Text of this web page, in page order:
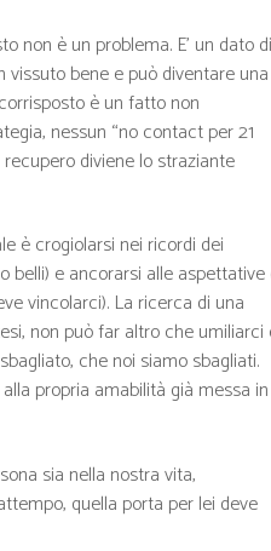
non è un problema. E’ un dato di
bene e può diventare una
è un fatto non
nessun “no contact per 21
diviene lo straziante
è crogiolarsi nei ricordi dei
belli) e ancorarsi alle aspettative
vincolarci). La ricerca di una
non può far altro che umiliarci
che noi siamo sbagliati.
propria amabilità già messa in
sia nella nostra vita,
quella porta per lei deve